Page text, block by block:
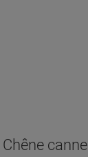
Chêne